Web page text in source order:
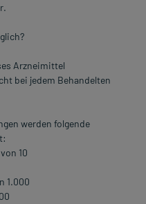
Arzneimittel
bei jedem Behandelten
werden folgende
10
1.000